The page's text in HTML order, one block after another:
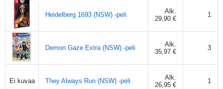
Heidelberg 1693 (NSW) -peli
Alk.
29,90 €
1
Demon Gaze Extra (NSW) -peli
Alk.
35,97 €
3
Ei kuvaa They Always Run (NSW) -peli
Alk.
26,95 €
1